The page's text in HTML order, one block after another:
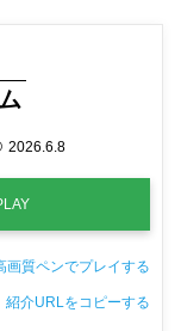
2026.6.8
画質ペンでプレイする
紹介URLをコピーする